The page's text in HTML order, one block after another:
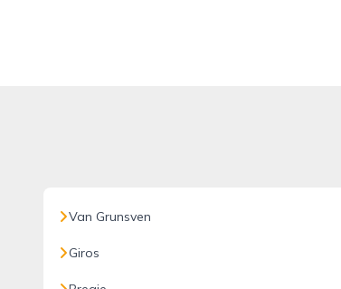
Van Grunsven
Giros